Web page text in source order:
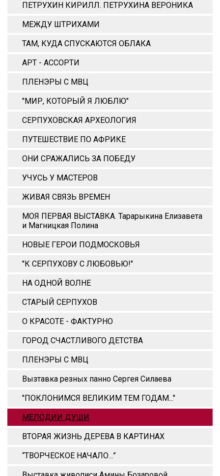
ПЕТРУХИН КИРИЛЛ. ПЕТРУХИНА ВЕРОНИКА
МЕЖДУ ШТРИХАМИ
ТАМ, КУДА СПУСКАЮТСЯ ОБЛАКА
АРТ - АССОРТИ
ПЛЕНЭРЫ С МВЦ
"МИР, КОТОРЫЙ Я ЛЮБЛЮ"
СЕРПУХОВСКАЯ АРХЕОЛОГИЯ
ПУТЕШЕСТВИЕ ПО АФРИКЕ
ОНИ СРАЖАЛИСЬ ЗА ПОБЕДУ
УЧУСЬ У МАСТЕРОВ
ЖИВАЯ СВЯЗЬ ВРЕМЕН
МОЯ ПЕРВАЯ ВЫСТАВКА. Тарарыкина Елизавета
и Магницкая Полина
НОВЫЕ ГЕРОИ ПОДМОСКОВЬЯ
"К СЕРПУХОВУ С ЛЮБОВЬЮ!"
НА ОДНОЙ ВОЛНЕ
СТАРЫЙ СЕРПУХОВ
О КРАСОТЕ - ФАКТУРНО
ГОРОД СЧАСТЛИВОГО ДЕТСТВА
ПЛЕНЭРЫ С МВЦ
Вызтавка резных панно Сергея Силаева
"ПОКЛОНИМСЯ ВЕЛИКИМ ТЕМ ГОДАМ..."
МЕЛОДИИ ДУШИ
ВТОРАЯ ЖИЗНЬ ДЕРЕВА В КАРТИНАХ
“ТВОРЧЕСКОЕ НАЧАЛО…”